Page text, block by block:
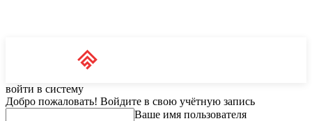
войти в систему
Добро пожаловать! Войдите в свою учётную запись
Ваше имя пользователя